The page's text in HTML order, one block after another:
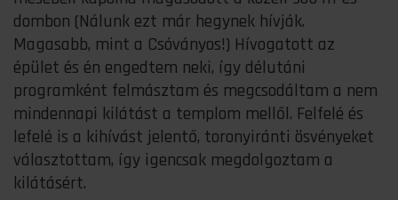
dombon (Nálunk ezt már hegynek hívják.
Magasabb, mint a Csóványos!) Hívogatott az
épület és én engedtem neki, így délutáni
programként felmásztam és megcsodáltam a nem
mindennapi kilátást a templom mellől. Felfelé és
lefelé is a kihívást jelentő, toronyiránti ösvényeket
választottam, így igencsak megdolgoztam a
kilátásért.